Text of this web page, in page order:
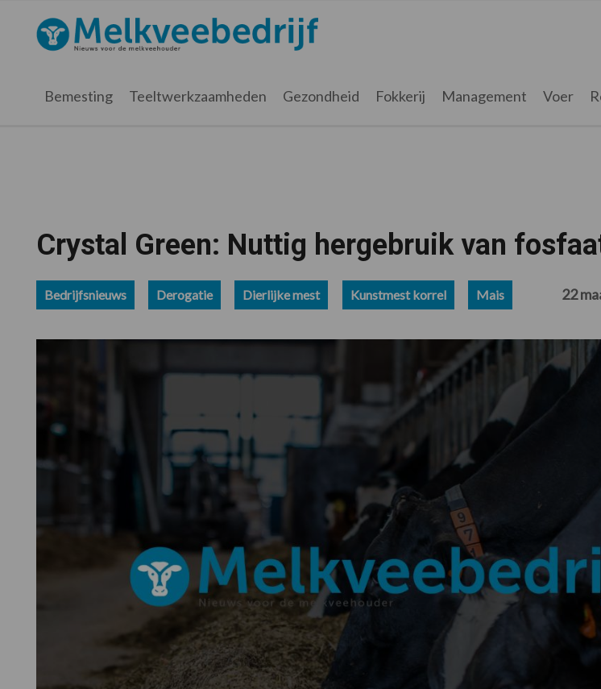
hoofdnavigatie
hoofd
eerste
voettekst
Melkveebedrijf.nl
Bemesting Teeltwerkzaamheden Gezondheid Fokkerij Management Voer
Crystal Green: Nuttig hergebruik van
Bedrijfsnieuws Derogatie Dierlijke mest Kunstmest korrel Mais 22